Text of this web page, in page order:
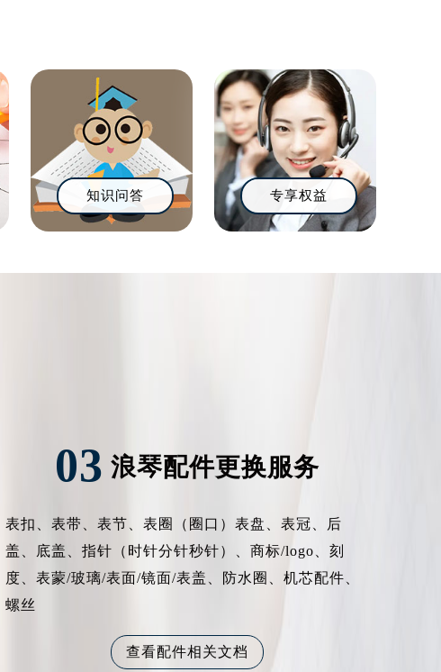
知识问答 专享权益
03 浪琴配件更换服务
表扣、表带、表节、表圈（圈口）表盘、表冠、后
盖、底盖、指针（时针分针秒针）、商标/logo、刻
度、表蒙/玻璃/表面/镜面/表盖、防水圈、机芯配件、
螺丝
查看配件相关文档